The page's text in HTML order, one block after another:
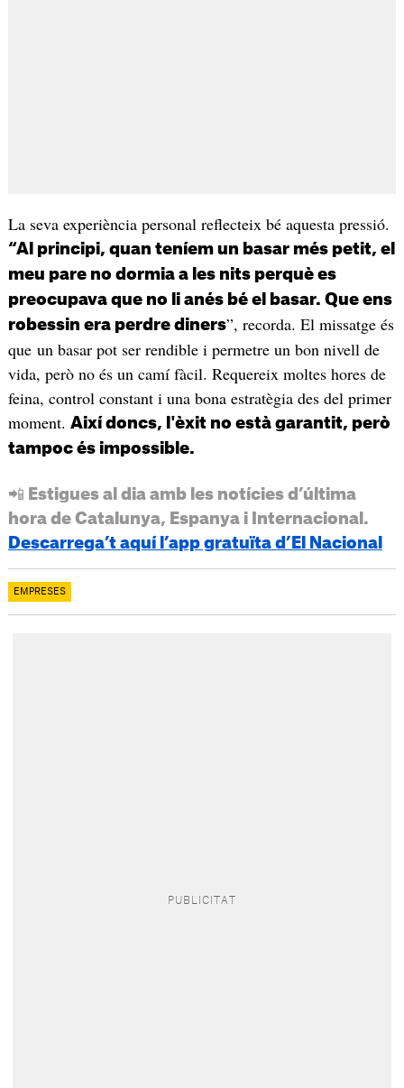
La seva experiència personal reflecteix bé aquesta pressió.
“Al principi, quan teníem un basar més petit, el
meu pare no dormia a les nits perquè es
preocupava que no li anés bé el basar. Que ens
robessin era perdre diners”, recorda. El missatge és
que un basar pot ser rendible i permetre un bon nivell de
vida, però no és un camí fàcil. Requereix moltes hores de
feina, control constant i una bona estratègia des del primer
moment. Així doncs, l'èxit no està garantit, però
tampoc és impossible.
📲 Estigues al dia amb les notícies d’última
hora de Catalunya, Espanya i Internacional.
Descarrega’t aquí l’app gratuïta d’El Nacional
EMPRESES